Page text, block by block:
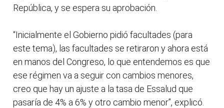
República, y se espera su aprobación.
“Inicialmente el Gobierno pidió facultades (para
este tema), las facultades se retiraron y ahora está
en manos del Congreso, lo que entendemos es que
ese régimen va a seguir con cambios menores,
creo que hay un ajuste a la tasa de Essalud que
pasaría de 4% a 6% y otro cambio menor”, explicó.